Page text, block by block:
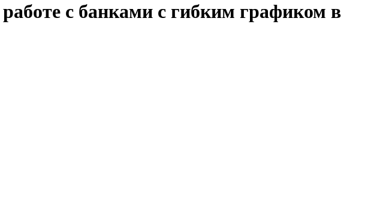
с банками с гибким графиком в